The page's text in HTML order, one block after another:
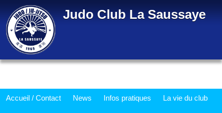
Judo Club La Saussaye
Accueil / Contact News Infos pratiques La vie du club
Panneau de gestion des cookies